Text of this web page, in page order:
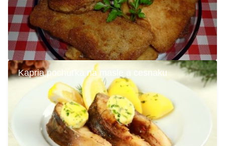
Kapria pochúťka na masle a cesnaku